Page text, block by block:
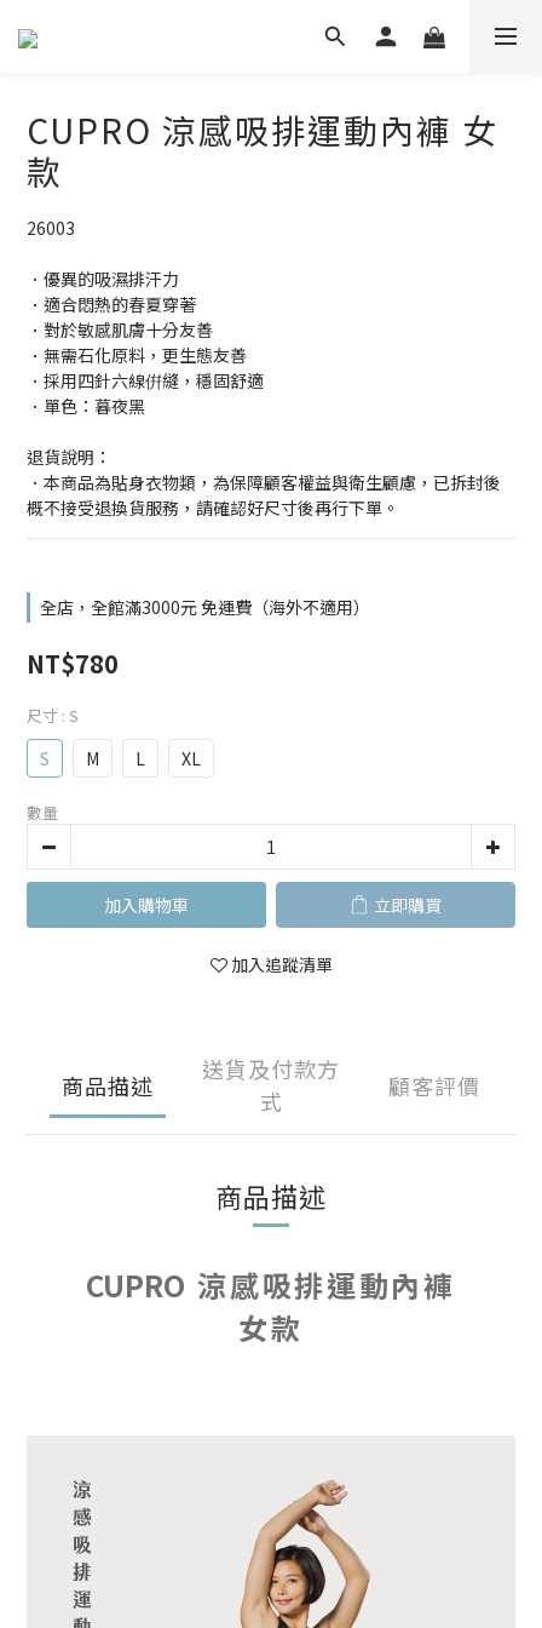
CUPRO 涼感吸排運動內褲 女
款
26003
．優異的吸濕排汗力
．適合悶熱的春夏穿著
．對於敏感肌膚十分友善
．無需石化原料，更生態友善
．採用四針六線倂縫，穩固舒適
．單色：暮夜黑
退貨說明：
．本商品為貼身衣物類，為保障顧客權益與衛生顧慮，已拆封後
概不接受退換貨服務，請確認好尺寸後再行下單。
全店，全館滿3000元 免運費（海外不適用）
NT$780
尺寸 : S
S M L XL
數量
加入購物車 立即購買
加入追蹤清單
商品描述
送貨及付款方
式
顧客評價
商品描述
CUPRO 涼感吸排運動內褲
女款